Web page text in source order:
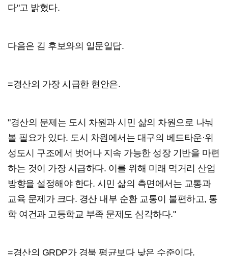
다"고 밝혔다.
다음은 김 후보와의 일문일답.
=경산의 가장 시급한 현안은.
"경산의 문제는 도시 차원과 시민 삶의 차원으로 나눠
볼 필요가 있다. 도시 차원에서는 대구의 베드타운·위
성도시 구조에서 벗어나 지속 가능한 성장 기반을 마련
하는 것이 가장 시급하다. 이를 위해 미래 먹거리 산업
방향을 설정해야 한다. 시민 삶의 측면에서는 교통과
교육 문제가 크다. 경산 내부 순환 교통이 불편하고, 통
학 여건과 고등학교 부족 문제도 심각하다."
=경산의 GRDP가 경북 평균보다 낮은 수준이다.